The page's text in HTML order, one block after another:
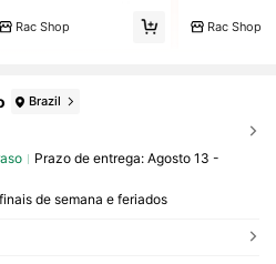
Rac Shop Rac Shop
Brazil
Prazo de entrega: Agosto 13 -
de semana e feriados